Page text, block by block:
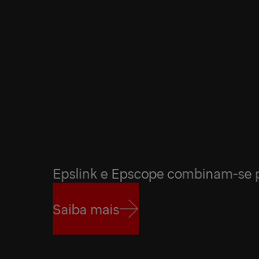
Epslink e Epscope combinam-
Saiba mais